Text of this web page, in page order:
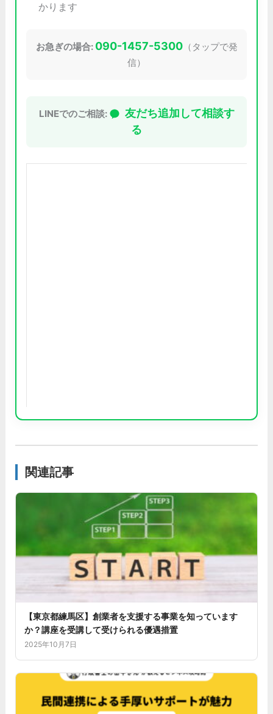
かります
お急ぎの場合: 090-1457-5300（タップで発
信）
LINEでのご相談:
友だち追加して相談す
る
関連記事
【東京都練馬区】創業者を支援する事業を知っています
か？講座を受講して受けられる優遇措置
2025年10月7日